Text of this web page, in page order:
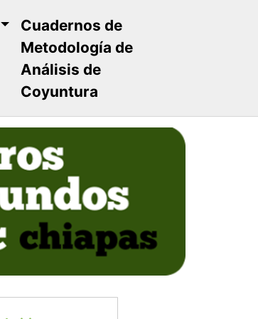
Cuadernos de
Metodología de
Análisis de
Coyuntura